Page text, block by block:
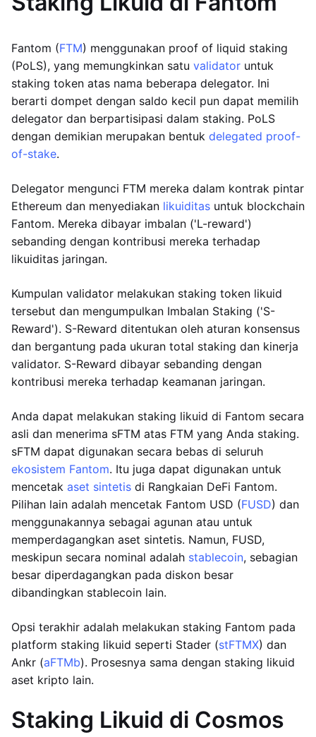
Fantom (FTM) menggunakan proof of liquid staking
(PoLS), yang memungkinkan satu validator untuk
staking token atas nama beberapa delegator. Ini
berarti dompet dengan saldo kecil pun dapat memilih
delegator dan berpartisipasi dalam staking. PoLS
dengan demikian merupakan bentuk delegated proof-
of-stake.
Delegator mengunci FTM mereka dalam kontrak pintar
Ethereum dan menyediakan likuiditas untuk blockchain
Fantom. Mereka dibayar imbalan ('L-reward')
sebanding dengan kontribusi mereka terhadap
likuiditas jaringan.
Kumpulan validator melakukan staking token likuid
tersebut dan mengumpulkan Imbalan Staking ('S-
Reward'). S-Reward ditentukan oleh aturan konsensus
dan bergantung pada ukuran total staking dan kinerja
validator. S-Reward dibayar sebanding dengan
kontribusi mereka terhadap keamanan jaringan.
Anda dapat melakukan staking likuid di Fantom secara
asli dan menerima sFTM atas FTM yang Anda staking.
sFTM dapat digunakan secara bebas di seluruh
ekosistem Fantom. Itu juga dapat digunakan untuk
mencetak aset sintetis di Rangkaian DeFi Fantom.
Pilihan lain adalah mencetak Fantom USD (FUSD) dan
menggunakannya sebagai agunan atau untuk
memperdagangkan aset sintetis. Namun, FUSD,
meskipun secara nominal adalah stablecoin, sebagian
besar diperdagangkan pada diskon besar
dibandingkan stablecoin lain.
Opsi terakhir adalah melakukan staking Fantom pada
platform staking likuid seperti Stader (stFTMX) dan
Ankr (aFTMb). Prosesnya sama dengan staking likuid
aset kripto lain.
Staking Likuid di Cosmos